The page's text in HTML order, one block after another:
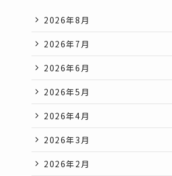
2026年8月
2026年7月
2026年6月
2026年5月
2026年4月
2026年3月
2026年2月